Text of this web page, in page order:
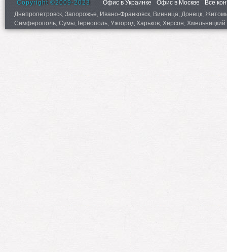
Copyright ©2009-2023 Офис в Украинке Офис в Москве
Все
Днепропетровск, Запорожье, Ивано-Франковск, Винница, Донецк,
Симферополь, Сумы,Тернополь, Ужгород Харьков, Херсон,